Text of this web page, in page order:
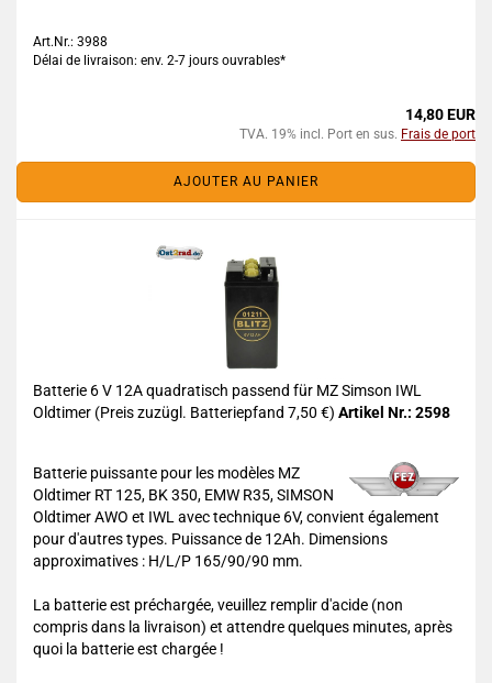
Art.Nr.: 3988
Délai de livraison: env. 2-7 jours ouvrables*
14,80 EUR
TVA. 19% incl. Port en sus. Frais de port
AJOUTER AU PANIER
Batterie 6 V 12A quadratisch passend für MZ Simson IWL
Oldtimer (Preis zuzügl. Batteriepfand 7,50 €) Artikel Nr.: 2598
Batterie puissante pour les modèles MZ
Oldtimer RT 125, BK 350, EMW R35, SIMSON
Oldtimer AWO et IWL avec technique 6V, convient également
pour d'autres types. Puissance de 12Ah. Dimensions
approximatives : H/L/P 165/90/90 mm.
La batterie est préchargée, veuillez remplir d'acide (non
compris dans la livraison) et attendre quelques minutes, après
quoi la batterie est chargée !